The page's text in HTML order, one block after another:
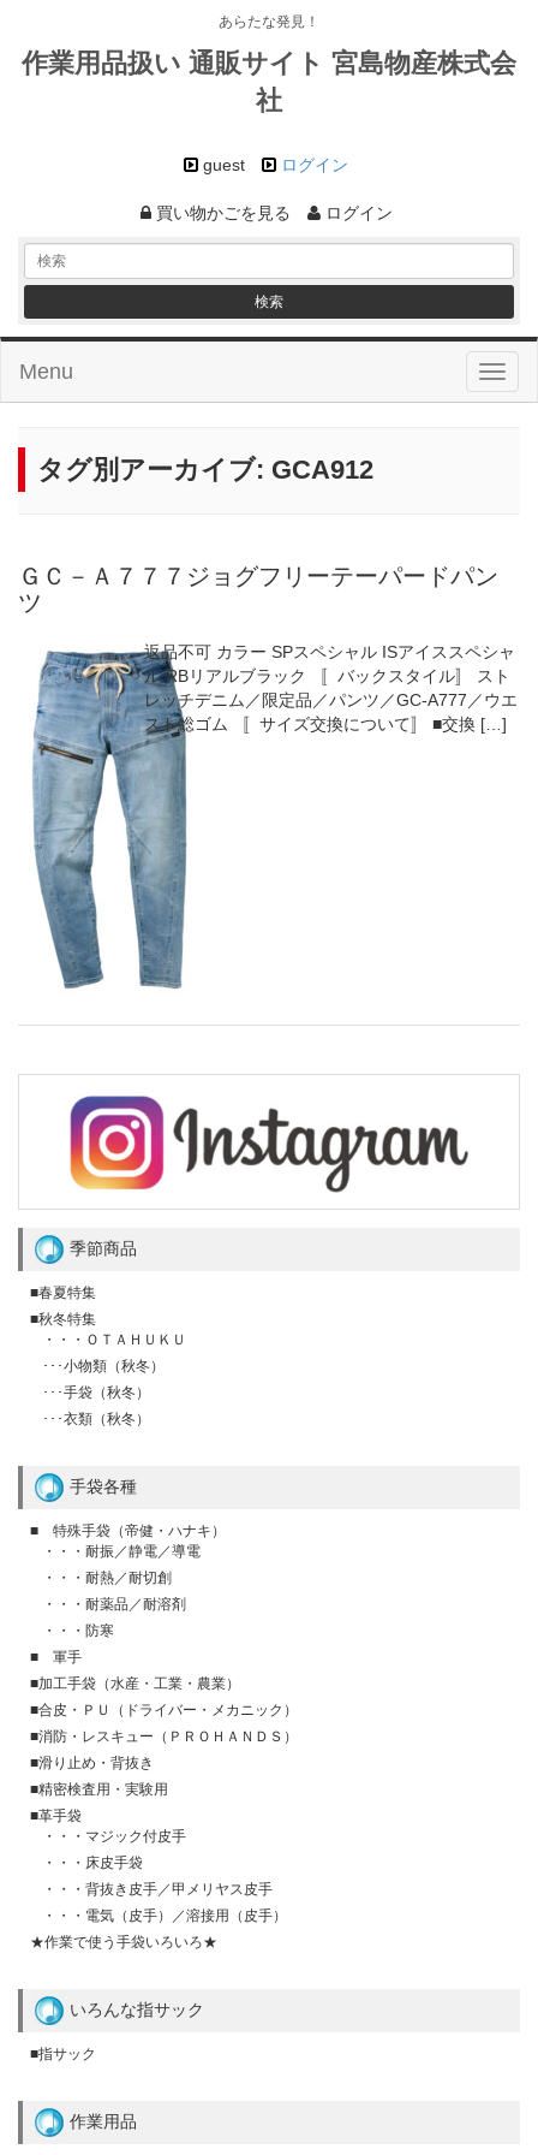
あらたな発見！
作業用品扱い 通販サイト 宮島物産株式会
社
guest ログイン
買い物かごを見る ログイン
Menu
タグ別アーカイブ: GCA912
ＧＣ－Ａ７７７ジョグフリーテーパードパン
ツ
返品不可 カラー SPスペシャル ISアイススペシャ
ル RBリアルブラック 〚バックスタイル〛 スト
レッチデニム／限定品／パンツ／GC-A777／ウエ
スト総ゴム 〚サイズ交換について〛 ■交換 […]
季節商品
■春夏特集
■秋冬特集
・・・ＯＴＡＨＵＫＵ
･･･小物類（秋冬）
･･･手袋（秋冬）
･･･衣類（秋冬）
手袋各種
■ 特殊手袋（帝健・ハナキ）
・・・耐振／静電／導電
・・・耐熱／耐切創
・・・耐薬品／耐溶剤
・・・防寒
■ 軍手
■加工手袋（水産・工業・農業）
■合皮・ＰＵ（ドライバー・メカニック）
■消防・レスキュー（ＰＲＯＨＡＮＤＳ）
■滑り止め・背抜き
■精密検査用・実験用
■革手袋
・・・マジック付皮手
・・・床皮手袋
・・・背抜き皮手／甲メリヤス皮手
・・・電気（皮手）／溶接用（皮手）
★作業で使う手袋いろいろ★
いろんな指サック
■指サック
作業用品